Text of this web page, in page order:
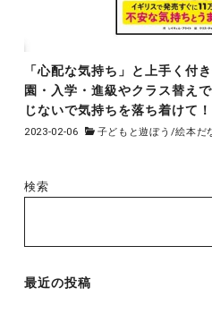
「心配な気持ち」と上手く付
園・入学・進級やクラス替え
じないで気持ちを落ち着けて！
2023-02-06 子どもと遊ぼう /絵本だ
検索
最近の投稿